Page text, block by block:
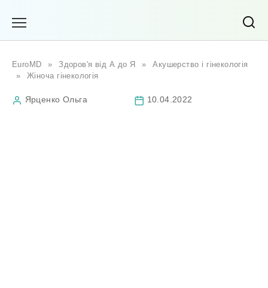
EuroMD » Здоров'я від А до Я »
Акушерство і гінекологія
»
Жіноча гінекологія
Ярценко Ольга 10.04.2022